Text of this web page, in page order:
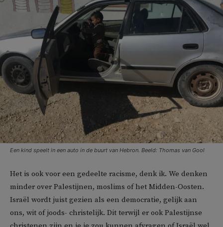
Een kind speelt in een auto in de buurt van Hebron. Beeld: Thomas van Gool
Het is ook voor een gedeelte racisme, denk ik. We denken
minder over Palestijnen, moslims of het Midden-Oosten.
Israël wordt juist gezien als een democratie, gelijk aan
ons, wit of joods- christelijk. Dit terwijl er ook Palestijnse